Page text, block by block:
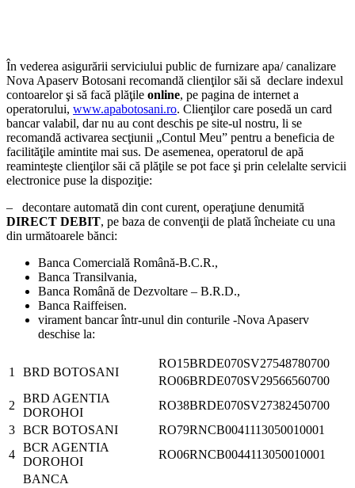
În vederea asigurării serviciului public de furnizare apa/ canalizare
Nova Apaserv Botosani recomandă clienţilor săi să declare indexul
contoarelor şi să facă plăţile online, pe pagina de internet a
operatorului, www.apabotosani.ro. Clienţilor care posedă un card
bancar valabil, dar nu au cont deschis pe site-ul nostru, li se
recomandă activarea secţiunii „Contul Meu” pentru a beneficia de
facilităţile amintite mai sus. De asemenea, operatorul de apă
reaminteşte clienţilor săi că plăţile se pot face şi prin celelalte servicii
electronice puse la dispoziţie:
– decontare automată din cont curent, operaţiune denumită
DIRECT DEBIT, pe baza de convenţii de plată încheiate cu una
din următoarele bănci:
Banca Comercială Română-B.C.R.,
Banca Transilvania,
Banca Română de Dezvoltare – B.R.D.,
Banca Raiffeisen.
virament bancar într-unul din conturile -Nova Apaserv
deschise la:
1 BRD BOTOSANI
RO15BRDE070SV27548780700
RO06BRDE070SV29566560700
2
BRD AGENTIA
DOROHOI
RO38BRDE070SV27382450700
3 BCR BOTOSANI
RO79RNCB0041113050010001
4
BCR AGENTIA
DOROHOI
RO06RNCB0044113050010001
BANCA